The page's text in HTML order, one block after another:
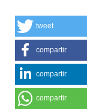
tweet
compartir
compartir
compartir